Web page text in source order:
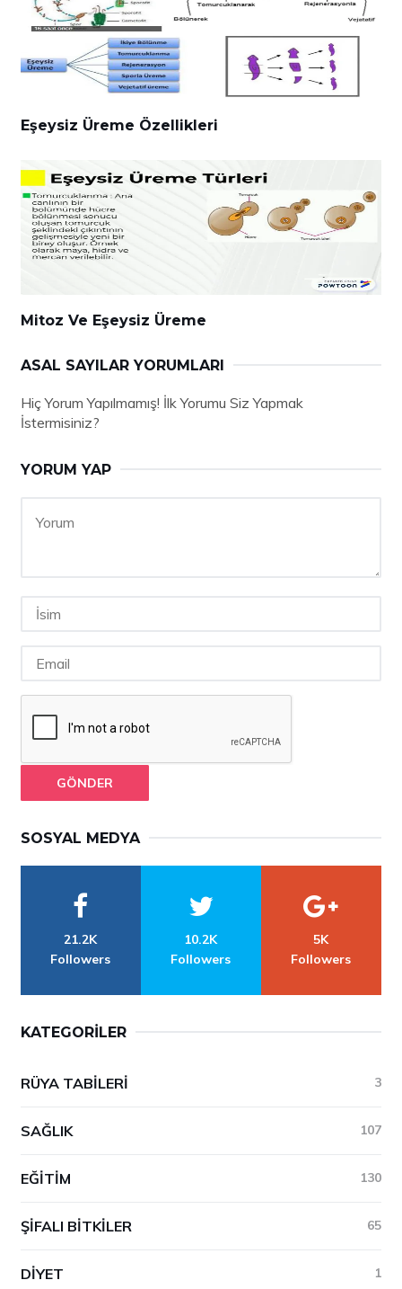
Eşeysiz Üreme Özellikleri
Mitoz Ve Eşeysiz Üreme
ASAL SAYILAR YORUMLARI
Hiç Yorum Yapılmamış! İlk Yorumu Siz Yapmak
İstermisiniz?
YORUM YAP
GÖNDER
SOSYAL MEDYA
21.2K
Followers
10.2K
Followers
5K
Followers
KATEGORILER
RÜYA TABILERI 3
SAĞLIK 107
EĞITIM 130
ŞIFALI BITKILER 65
DIYET 1